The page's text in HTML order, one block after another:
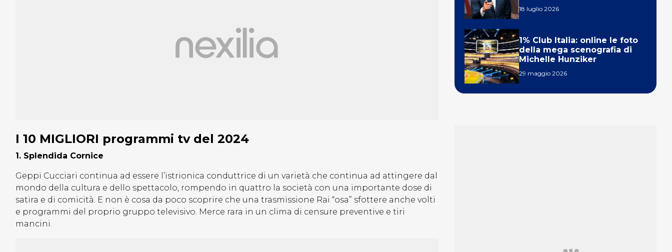
I 10 MIGLIORI programmi tv del 2024
1. Splendida Cornice
Geppi Cucciari continua ad essere l’istrionica conduttrice di un varietà che continua ad attingere dal
mondo della cultura e dello spettacolo, rompendo in quattro la società con una importante dose di
satira e di comicità. E non è cosa da poco scoprire che una trasmissione Rai “osa” sfottere anche volti
e programmi del proprio gruppo televisivo. Merce rara in un clima di censure preventive e tiri
mancini.
18 luglio 2026
1% Club Italia: online le foto
della mega scenografia di
Michelle Hunziker
29 maggio 2026